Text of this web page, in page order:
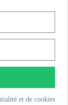
et de cookies